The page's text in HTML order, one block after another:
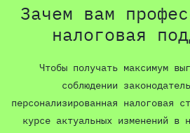
Зачем вам
налоговая
Чтобы получать максимум
соблюдении
персонализированная налоговая
курсе актуальных изменений в